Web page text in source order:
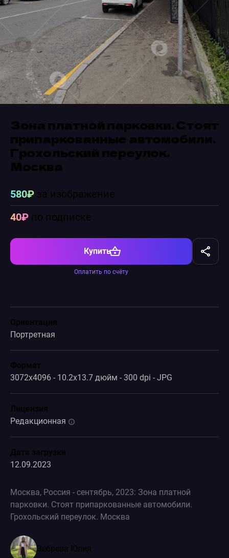
Зона платной парковки. Стоят
припаркованные автомобили.
Грохольский переулок.
Москва
580₽за изображение
40₽по подписке
Купить
Оплатить по счёту
Ориентация
Портретная
Формат
3072x4096 - 10.2x13.7 дюйм - 300 dpi - JPG
Лицензия
Редакционная
Дата загрузки
12.09.2023
Москва, Россия - сентябрь, 2023: Зона платной
парковки. Стоят припаркованные автомобили.
Грохольский переулок. Москва
Зебрева Юлия